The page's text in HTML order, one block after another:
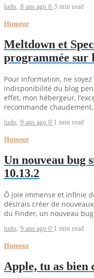
ludo, 8 ans ago 0 3 min read
Humeur
Meltdown et
programmée sur
Pour information, ne
indisponibilité du blog
effet, mon hébergeur,
recommande
ludo 9 ans ago 0 1 min read
Humeur
Un nouveau bug
10.13.2
Ô joie immense et infinie
désirais créer de
du Finder, un nouveau
ludo 9 ans ago 0 1 min read
Humeur
Apple, tu as bien